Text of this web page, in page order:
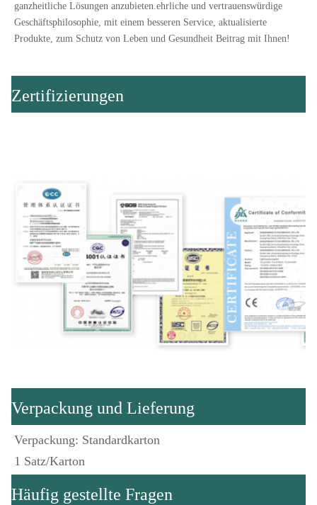
ganzheitliche Lösungen anzubieten.ehrliche und vertrauenswürdige
Geschäftsphilosophie, mit einem besseren Service, aktualisierte
Produkte, zum Schutz von Leben und Gesundheit Beitrag mit Ihnen!
Zertifizierungen
Verpackung und Lieferung
Verpackung: Standardkarton
1 Satz/Karton
Häufig gestellte Fragen